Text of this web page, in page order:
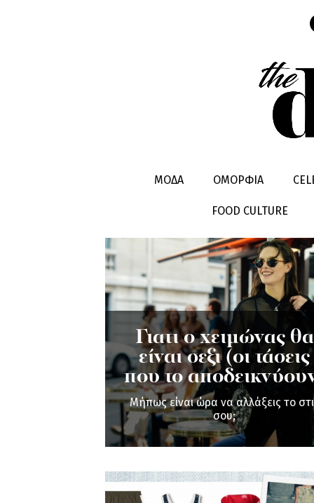
ΜΟΔΑ ΟΜΟΡΦΙΑ
FOOD CULTURE
SPORT
Γιατι ο χειμώνας θα
είναι σεξι (οι τάσεις
που το
Μήπως είναι ώρα να αλλάξεις το
σου;